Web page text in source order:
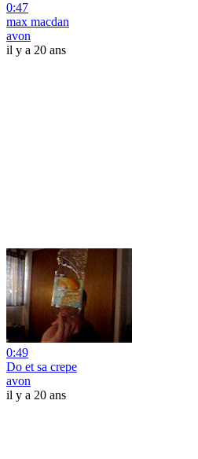
0:47
max macdan
avon
il y a 20 ans
0:49
Do et sa crepe
avon
il y a 20 ans